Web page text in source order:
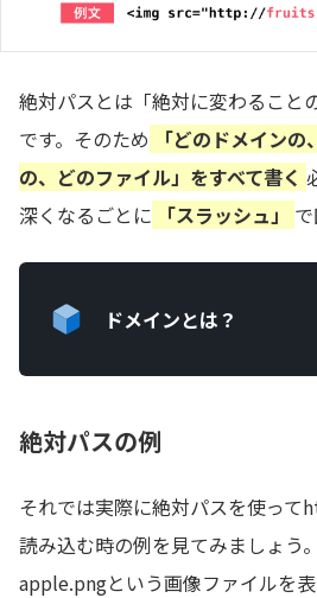
絶対パスとは「絶対に変わること
です。そのため
「どのドメイン
の、どのファイル」をすべて書く
深くなるごとに
「スラッシュ」
ドメインとは？
絶対パスの例
それでは実際に絶対パスを使って
読み込む時の例を見てみましょう
apple.pngという画像ファイルを表